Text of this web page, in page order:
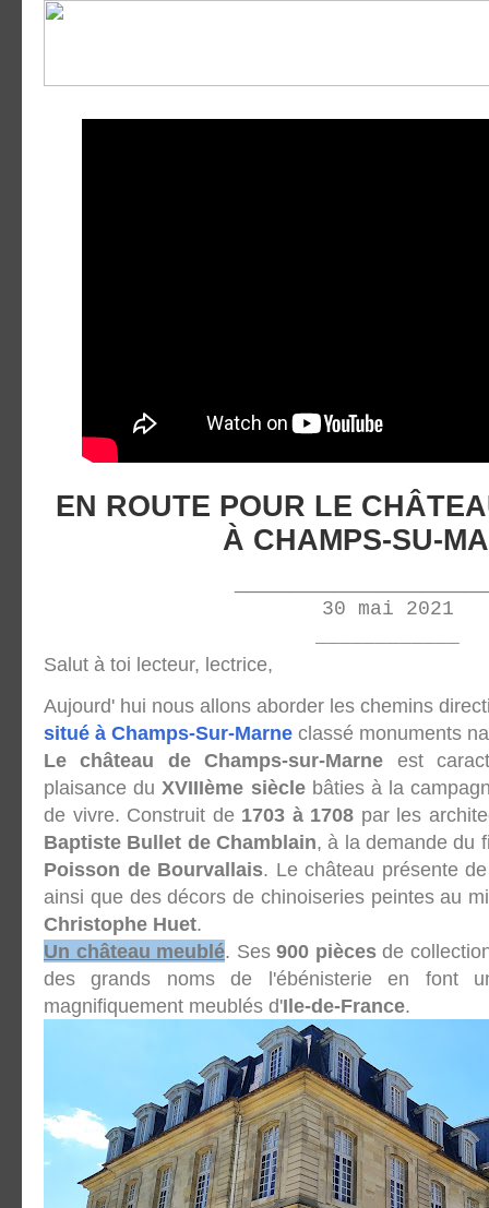
EN ROUTE POUR LE
À CHAMPS-SU-
30 mai 2021
Salut à toi lecteur, lectrice,
Aujourd' hui nous allons aborder les chemins
situé à Champs-Sur-Marne classé monuments
Le château de Champs-sur-Marne est
plaisance du XVIIIème sièclebâties à la
de vivre. Construit de 1703 à 1708 par les
Baptiste Bullet de Chamblain, à la demande du
Poisson de Bourvallais. Le château présente
ainsi que des décors de chinoiseries peintes au
Christophe Huet.
Un château meublé. Ses900 piècesde
des grands noms de l'ébénisterie en font
magnifiquement meublés d'Ile-de-France.